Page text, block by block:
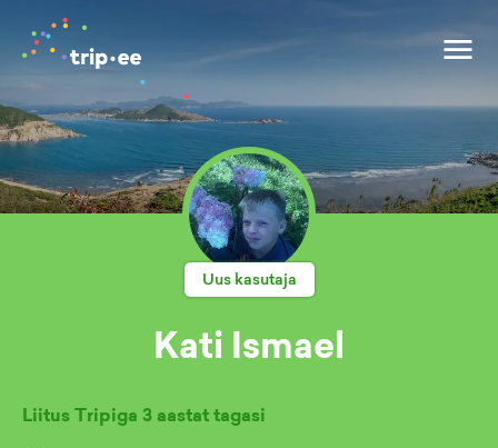
Uus kasutaja
Kati Ismael
Liitus Tripiga 3 aastat tagasi